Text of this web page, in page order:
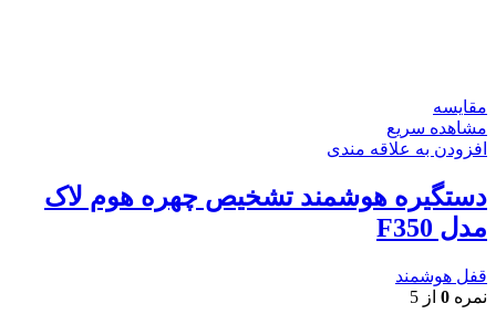
مقایسه
مشاهده سریع
افزودن به علاقه مندی
دستگیره هوشمند تشخیص چهره هوم‌ لاک
مدل F350
قفل هوشمند
نمره 0 از 5